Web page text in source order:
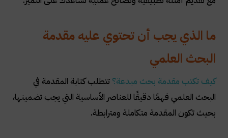
ما الذي يجب أن تحتوي عليه مقدمة
البحث العلمي
كيف تكتب مقدمة بحث مبدعة؟ تتطلب كتابة المقدمة في
البحث العلمي فهمًا دقيقًا للعناصر الأساسية التي يجب تضمينها،
بحيث تكون المقدمة متكاملة ومترابطة.